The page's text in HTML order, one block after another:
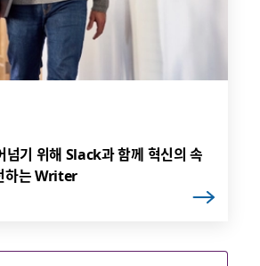
넘기 위해 Slack과 함께 혁신의 속
하는 Writer